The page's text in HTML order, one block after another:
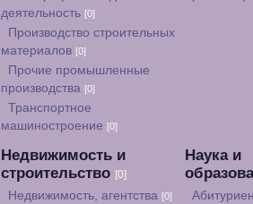
деятельность [0]
Производство строительных
материалов [0]
Прочие промышленные
производства [0]
Транспортное
машиностроение [0]
Недвижимость и
строительство [0]
Недвижимость, агентства [0]
Наука и